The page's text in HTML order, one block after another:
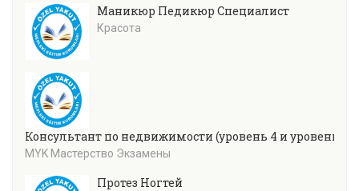
Маникюр Педикюр Специалист
Красота
Консультант по недвижимости (уровень 4 и уровень 5)
MYK Мастерство Экзамены
Протез Ногтей